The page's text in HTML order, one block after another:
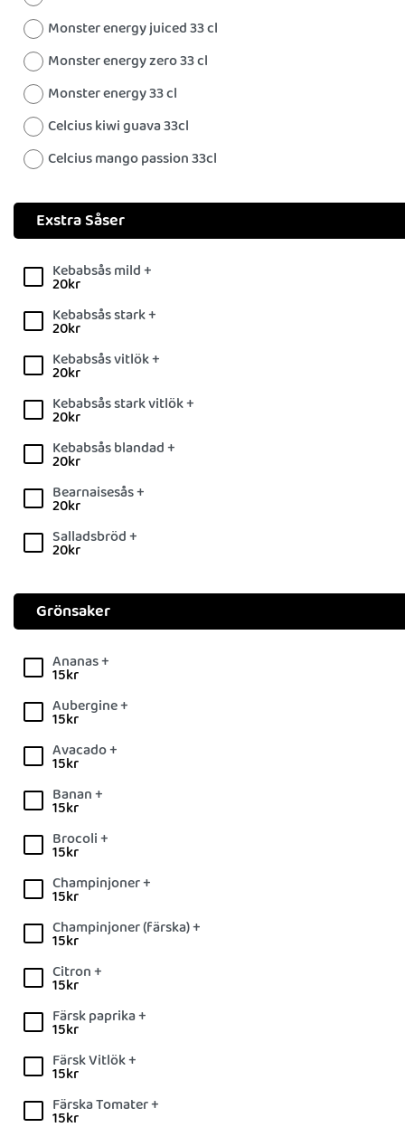
Monster energy juiced 33 cl
Monster energy zero 33 cl
Monster energy 33 cl
Celcius kiwi guava 33cl
Celcius mango passion 33cl
Exstra Såser
Kebabsås mild +
20kr
Kebabsås stark +
20kr
Kebabsås vitlök +
20kr
Kebabsås stark vitlök +
20kr
Kebabsås blandad +
20kr
Bearnaisesås +
20kr
Salladsbröd +
20kr
Grönsaker
Ananas +
15kr
Aubergine +
15kr
Avacado +
15kr
Banan +
15kr
Brocoli +
15kr
Champinjoner +
15kr
Champinjoner (färska) +
15kr
Citron +
15kr
Färsk paprika +
15kr
Färsk Vitlök +
15kr
Färska Tomater +
15kr